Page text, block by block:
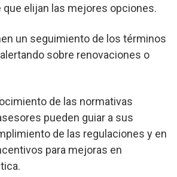
que elijan las mejores opciones.
un seguimiento de los términos
sobre renovaciones o
de las normativas
pueden guiar a sus
de las regulaciones y en
para mejoras en